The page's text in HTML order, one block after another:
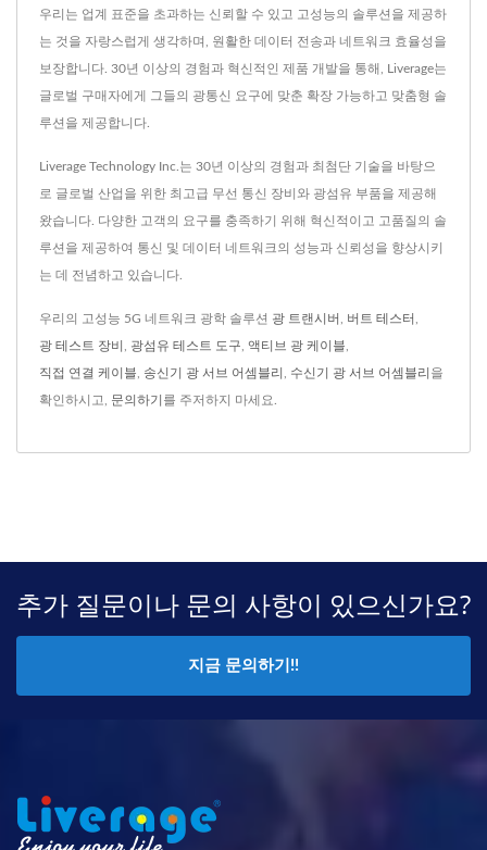
우리는 업계 표준을 초과하는 신뢰할 수 있고 고성능의 솔루션을 제공하
는 것을 자랑스럽게 생각하며, 원활한 데이터 전송과 네트워크 효율성을
보장합니다. 30년 이상의 경험과 혁신적인 제품 개발을 통해, Liverage는
글로벌 구매자에게 그들의 광통신 요구에 맞춘 확장 가능하고 맞춤형 솔
루션을 제공합니다.
Liverage Technology Inc.는 30년 이상의 경험과 최첨단 기술을 바탕으
로 글로벌 산업을 위한 최고급 무선 통신 장비와 광섬유 부품을 제공해
왔습니다. 다양한 고객의 요구를 충족하기 위해 혁신적이고 고품질의 솔
루션을 제공하여 통신 및 데이터 네트워크의 성능과 신뢰성을 향상시키
는 데 전념하고 있습니다.
우리의 고성능 5G 네트워크 광학 솔루션 광 트랜시버 버트 테스터
광 테스트 장비 광섬유 테스트 도구 액티브 광 케이블
직접 연결 케이블 송신기 광 서브 어셈블리 수신기 광 서브 어셈블리 을
확인하시고, 문의하기 를 주저하지 마세요.
추가 질문이나 문의 사항이 있으신가요?
지금 문의하기!!